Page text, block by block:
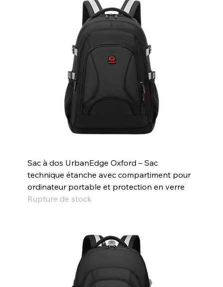
Sac à dos UrbanEdge Oxford – Sac
technique étanche avec compartiment pour
ordinateur portable et protection en verre
Rupture de stock